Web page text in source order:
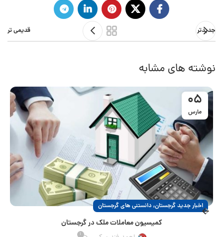
جدیدتر قدیمی تر
نوشته های مشابه
05
مارس
اخبار جدید گرجستان, دانستنی های گرجستان
کمیسیون معاملات ملک در گرجستان
1